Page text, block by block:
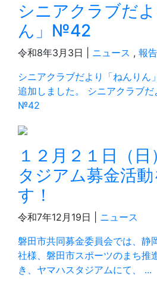
シニアクラブだ
ん」№42
令和8年3月3日 | ニュース , 報告
シニアクラブだより「ねんり
追加しました。 シニアクラブだ
№42
１２月２１日（
タジアム募金活
す！
令和7年12月19日 | ニュース
磐田市共同募金委員会では、静
社様、磐田市スポーツのまち推
き、ヤマハスタジアムにて、 ...